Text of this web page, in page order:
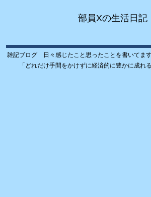
部員Xの生活日記
雑記ブログ 日々感じたこと思ったことを書いてます
「どれだけ手間をかけずに経済的に豊かに成れ